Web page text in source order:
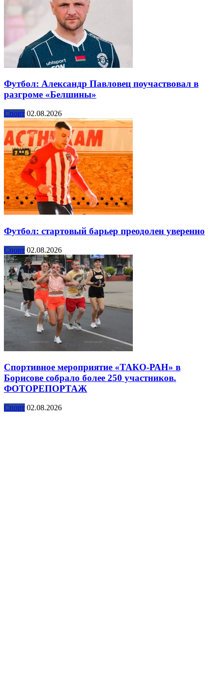
Футбол: Александр Павловец поучаствовал в
разгроме «Белшины»
Спорт 02.08.2026
Футбол: стартовый барьер преодолен уверенно
Спорт 02.08.2026
Спортивное мероприятие «ТАКО-РАН» в
Борисове собрало более 250 участников.
ФОТОРЕПОРТАЖ
Спорт 02.08.2026